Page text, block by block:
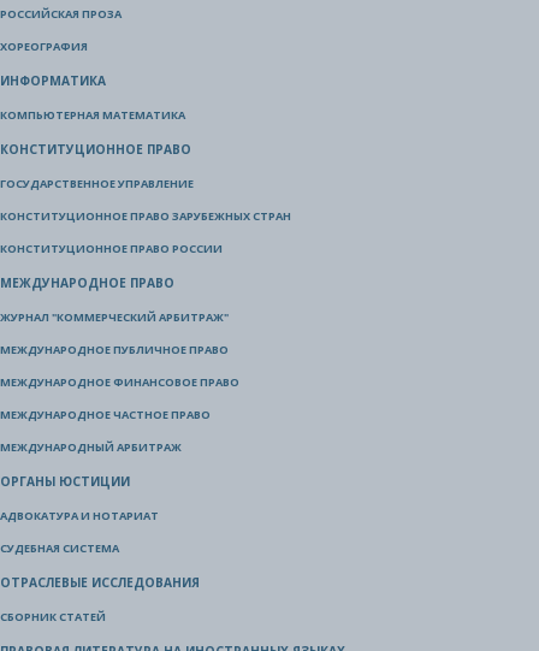
РОССИЙСКАЯ ПРОЗА
ХОРЕОГРАФИЯ
ИНФОРМАТИКА
КОМПЬЮТЕРНАЯ МАТЕМАТИКА
КОНСТИТУЦИОННОЕ ПРАВО
ГОСУДАРСТВЕННОЕ УПРАВЛЕНИЕ
КОНСТИТУЦИОННОЕ ПРАВО ЗАРУБЕЖНЫХ СТРАН
КОНСТИТУЦИОННОЕ ПРАВО РОССИИ
МЕЖДУНАРОДНОЕ ПРАВО
ЖУРНАЛ "КОММЕРЧЕСКИЙ АРБИТРАЖ"
МЕЖДУНАРОДНОЕ ПУБЛИЧНОЕ ПРАВО
МЕЖДУНАРОДНОЕ ФИНАНСОВОЕ ПРАВО
МЕЖДУНАРОДНОЕ ЧАСТНОЕ ПРАВО
МЕЖДУНАРОДНЫЙ АРБИТРАЖ
ОРГАНЫ ЮСТИЦИИ
АДВОКАТУРА И НОТАРИАТ
СУДЕБНАЯ СИСТЕМА
ОТРАСЛЕВЫЕ ИССЛЕДОВАНИЯ
СБОРНИК СТАТЕЙ